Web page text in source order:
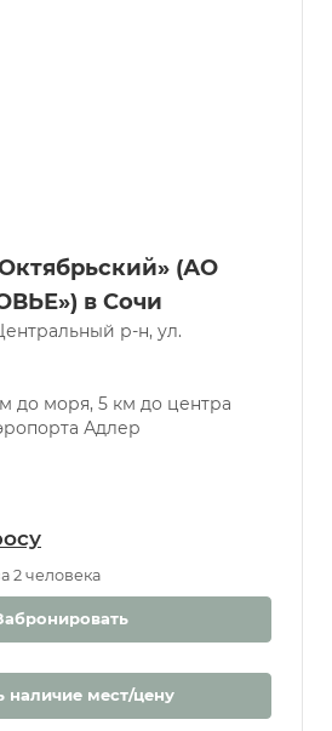
(АО
в Сочи
р-н, ул.
до моря, 5 км до центра
2 человека
наличие мест/цену